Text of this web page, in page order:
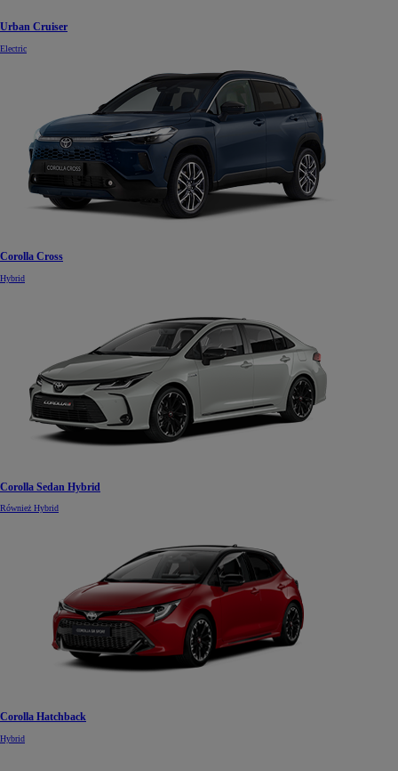
Urban Cruiser
Electric
Corolla Cross
Hybrid
Corolla Sedan Hybrid
Również Hybrid
Corolla Hatchback
Hybrid